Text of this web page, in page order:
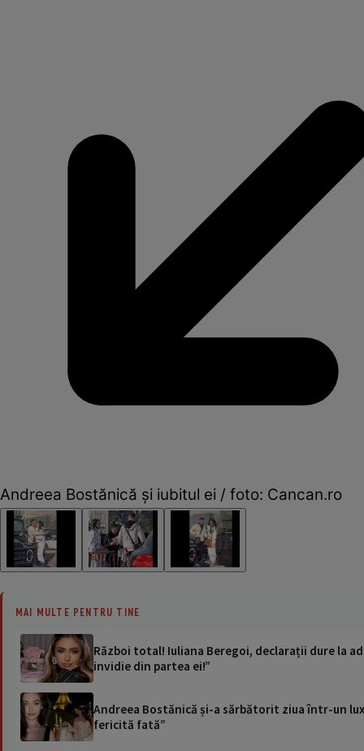
Andreea Bostănică și iubitul ei / foto: Cancan.ro
MAI MULTE PENTRU TINE
Război total! Iuliana Beregoi, declarații dure la
invidie din partea ei!”
Andreea Bostănică și-a sărbătorit ziua într-un lux
fericită fată”